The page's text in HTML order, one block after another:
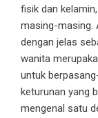
fisik dan
masing-masing.
dengan jelas
wanita
untuk
keturunan yang
mengenal satu